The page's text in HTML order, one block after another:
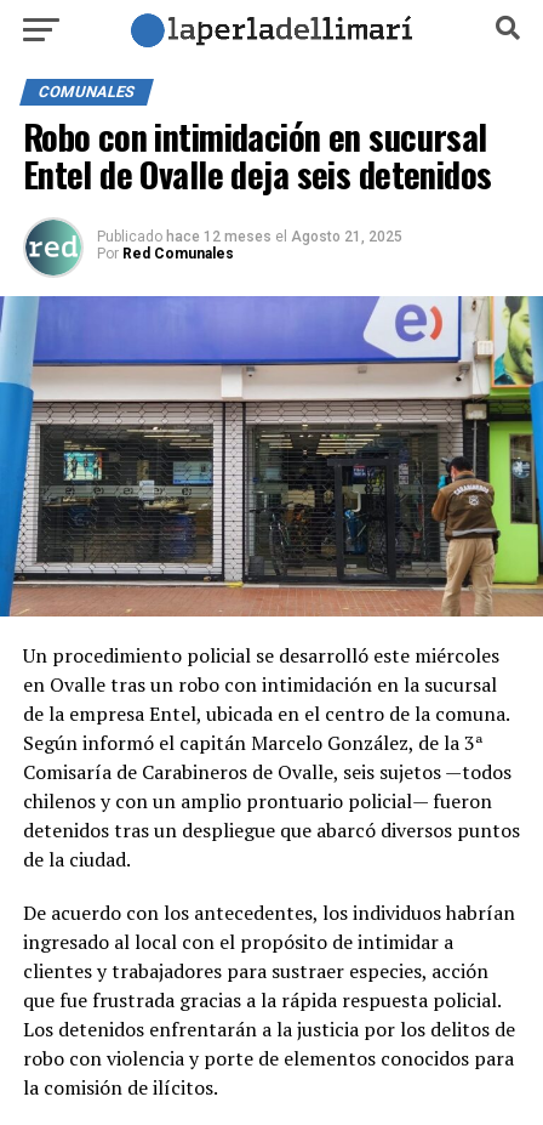
COMUNALES
Robo con intimidación en sucursal
Entel de Ovalle deja seis detenidos
Publicado hace 12 meses el Agosto 21, 2025
Por Red Comunales
Un procedimiento policial se desarrolló este miércoles
en Ovalle tras un robo con intimidación en la sucursal
de la empresa Entel, ubicada en el centro de la comuna.
Según informó el capitán Marcelo González, de la 3ª
Comisaría de Carabineros de Ovalle, seis sujetos —todos
chilenos y con un amplio prontuario policial— fueron
detenidos tras un despliegue que abarcó diversos puntos
de la ciudad.
De acuerdo con los antecedentes, los individuos habrían
ingresado al local con el propósito de intimidar a
clientes y trabajadores para sustraer especies, acción
que fue frustrada gracias a la rápida respuesta policial.
Los detenidos enfrentarán a la justicia por los delitos de
robo con violencia y porte de elementos conocidos para
la comisión de ilícitos.